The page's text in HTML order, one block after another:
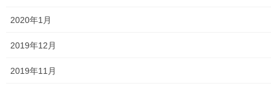
おとなの社会科第５３回講座
「古文書から読み解く
2020年1月
2019年12月
2019年11月